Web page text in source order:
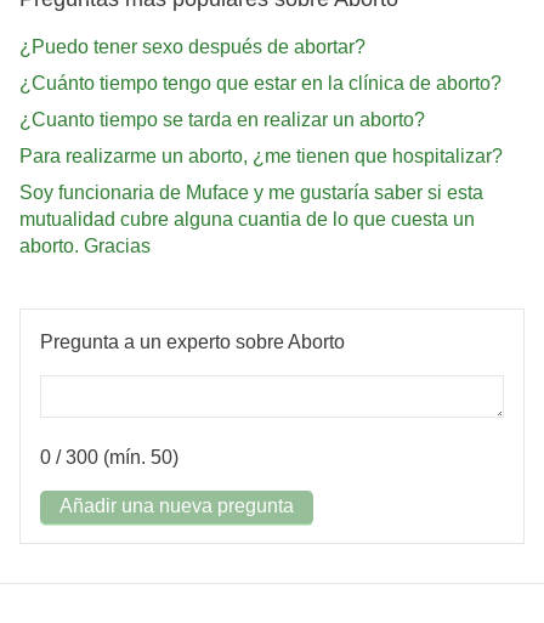
¿Puedo tener sexo después de abortar?
¿Cuánto tiempo tengo que estar en la clínica de aborto?
¿Cuanto tiempo se tarda en realizar un aborto?
Para realizarme un aborto, ¿me tienen que hospitalizar?
Soy funcionaria de Muface y me gustaría saber si esta
mutualidad cubre alguna cuantia de lo que cuesta un
aborto. Gracias
Pregunta a un experto sobre Aborto
0 / 300 (mín. 50)
Añadir una nueva pregunta